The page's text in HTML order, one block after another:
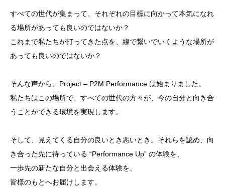
すべての世代が集まって、それぞれの目標に向かって本気になれ
る場所があっても良いのではないか？
これまで私たちが打ってきた点を、線で繋いでいくような場所が
あっても良いのではないか？
そんな声から、Project – P2M Performance は始まりました。
私たちはこの場所で、すべての世代の方々が、今の自分と向き合
うことができる環境を実現します。
そして、見えてくる自分の良いとき悪いとき。それらを認め、向
き合った先に待っている “Performance Up” の体験を、
一歩先の新たな自分と出会える体験を、
皆様のもとへお届けします。